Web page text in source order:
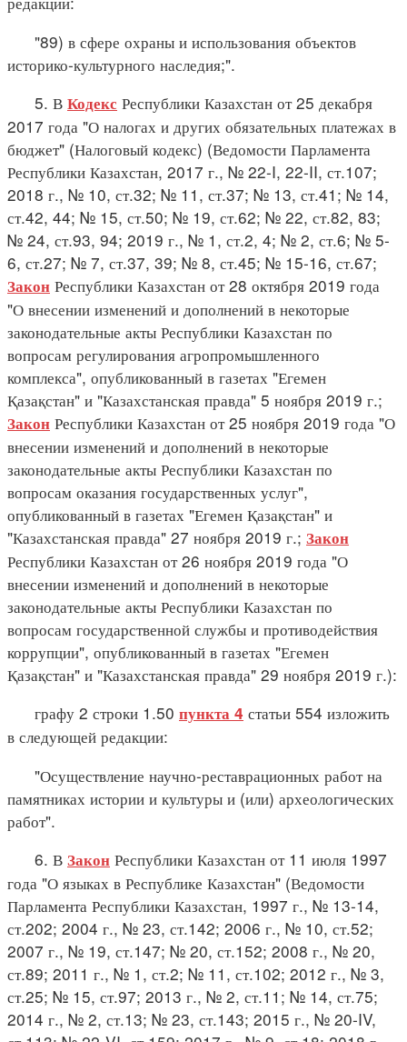
"89) в сфере охраны и использования объектов
историко-культурного наследия;".
5. В Кодекс Республики Казахстан от 25 декабря
2017 года "О налогах и других обязательных платежах в
бюджет" (Налоговый кодекс) (Ведомости Парламента
Республики Казахстан, 2017 г., № 22-I, 22-II, ст.107;
2018 г., № 10, ст.32; № 11, ст.37; № 13, ст.41; № 14,
ст.42, 44; № 15, ст.50; № 19, ст.62; № 22, ст.82, 83;
№ 24, ст.93, 94; 2019 г., № 1, ст.2, 4; № 2, ст.6; № 5-
6, ст.27; № 7, ст.37, 39; № 8, ст.45; № 15-16, ст.67;
Закон Республики Казахстан от 28 октября 2019 года
"О внесении изменений и дополнений в некоторые
законодательные акты Республики Казахстан по
вопросам регулирования агропромышленного
комплекса", опубликованный в газетах "Егемен
Қазақстан" и "Казахстанская правда" 5 ноября 2019 г.;
Закон Республики Казахстан от 25 ноября 2019 года "О
внесении изменений и дополнений в некоторые
законодательные акты Республики Казахстан по
вопросам оказания государственных услуг",
опубликованный в газетах "Егемен Қазақстан" и
"Казахстанская правда" 27 ноября 2019 г.; Закон
Республики Казахстан от 26 ноября 2019 года "О
внесении изменений и дополнений в некоторые
законодательные акты Республики Казахстан по
вопросам государственной службы и противодействия
коррупции", опубликованный в газетах "Егемен
Қазақстан" и "Казахстанская правда" 29 ноября 2019 г.):
графу 2 строки 1.50 пункта 4 статьи 554 изложить
в следующей редакции:
"Осуществление научно-реставрационных работ на
памятниках истории и культуры и (или) археологических
работ".
6. В Закон Республики Казахстан от 11 июля 1997
года "О языках в Республике Казахстан" (Ведомости
Парламента Республики Казахстан, 1997 г., № 13-14,
ст.202; 2004 г., № 23, ст.142; 2006 г., № 10, ст.52;
2007 г., № 19, ст.147; № 20, ст.152; 2008 г., № 20,
ст.89; 2011 г., № 1, ст.2; № 11, ст.102; 2012 г., № 3,
ст.25; № 15, ст.97; 2013 г., № 2, ст.11; № 14, ст.75;
2014 г., № 2, ст.13; № 23, ст.143; 2015 г., № 20-IV,